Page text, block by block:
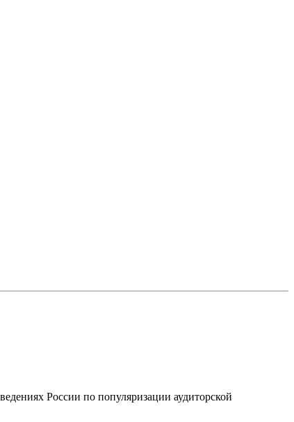
России по популяризации аудиторской